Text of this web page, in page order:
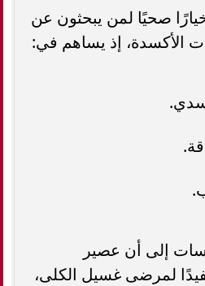
صحيًا لمن يبحثون عن
الأكسدة، إذ يساهم في:
إلى أن عصير
لمرضى غسيل الكلى،